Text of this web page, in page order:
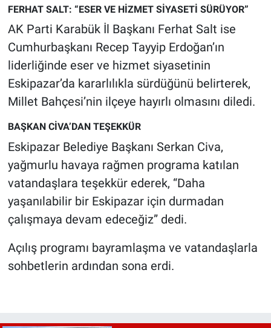
FERHAT SALT: “ESER VE HİZMET SİYASETİ SÜRÜYOR”
AK Parti Karabük İl Başkanı Ferhat Salt ise
Cumhurbaşkanı Recep Tayyip Erdoğan’ın
liderliğinde eser ve hizmet siyasetinin
Eskipazar’da kararlılıkla sürdüğünü belirterek,
Millet Bahçesi’nin ilçeye hayırlı olmasını diledi.
BAŞKAN CİVA’DAN TEŞEKKÜR
Eskipazar Belediye Başkanı Serkan Civa,
yağmurlu havaya rağmen programa katılan
vatandaşlara teşekkür ederek, “Daha
yaşanılabilir bir Eskipazar için durmadan
çalışmaya devam edeceğiz” dedi.
Açılış programı bayramlaşma ve vatandaşlarla
sohbetlerin ardından sona erdi.